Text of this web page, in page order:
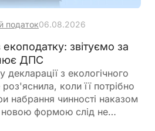
податок06.08.2026
звітуємо за
ДПС
з екологічного
коли її потрібно
набрання чинності наказом
новою формою слід не